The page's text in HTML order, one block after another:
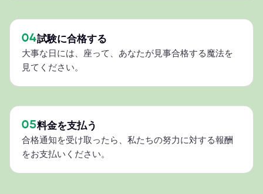
04試験に合格する
大事な日には、座って、あなたが見事合格する魔法を
見てください。
05料金を支払う
合格通知を受け取ったら、私たちの努力に対する報酬
をお支払いください。